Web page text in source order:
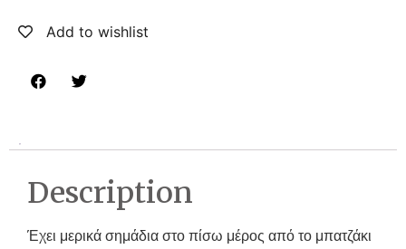
Add to wishlist
Description
Έχει μερικά σημάδια στο πίσω μέρος από το μπατζάκι